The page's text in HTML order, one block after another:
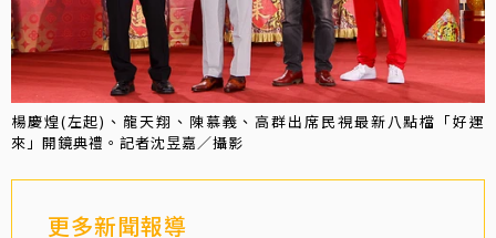
楊慶煌(左起)、龍天翔、陳慕義、高群出席民視最新八點檔「好運
來」開鏡典禮。記者沈昱嘉／攝影
更多新聞報導